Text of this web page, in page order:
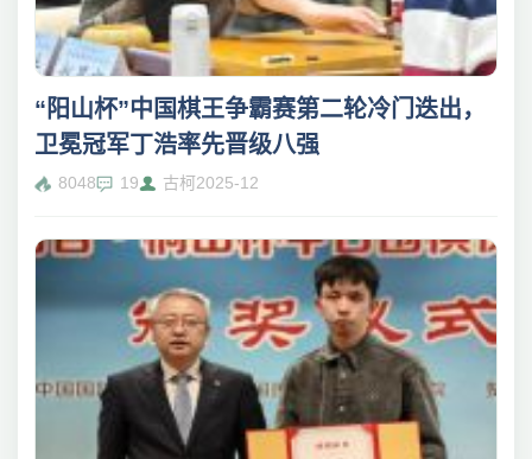
“阳山杯”中国棋王争霸赛第二轮冷门迭出，
卫冕冠军丁浩率先晋级八强
8048 19 古柯2025-12